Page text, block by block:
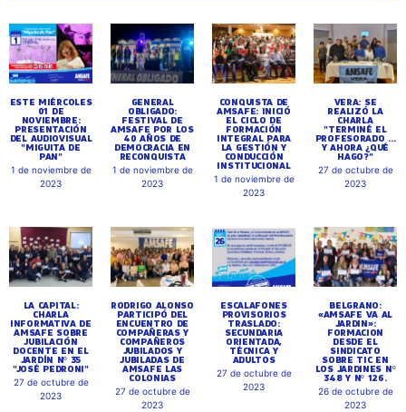
ESTE MIÉRCOLES
01 DE
NOVIEMBRE:
PRESENTACIÓN
DEL AUDIOVISUAL
"MIGUITA DE
PAN"
1 de noviembre de
2023
GENERAL
OBLIGADO:
FESTIVAL DE
AMSAFE POR LOS
40 AÑOS DE
DEMOCRACIA EN
RECONQUISTA
1 de noviembre de
2023
CONQUISTA DE
AMSAFE: INICIÓ
EL CICLO DE
FORMACIÓN
INTEGRAL PARA
LA GESTIÓN Y
CONDUCCIÓN
INSTITUCIONAL
1 de noviembre de
2023
VERA: SE
REALIZÓ LA
CHARLA
"TERMINÉ EL
PROFESORADO ...
Y AHORA ¿QUÉ
HAGO?"
27 de octubre de
2023
LA CAPITAL:
CHARLA
INFORMATIVA DE
AMSAFE SOBRE
JUBILACIÓN
DOCENTE EN EL
JARDÍN Nº 35
"JOSÉ PEDRONI"
27 de octubre de
2023
RODRIGO ALONSO
PARTICIPÓ DEL
ENCUENTRO DE
COMPAÑERAS Y
COMPAÑEROS
JUBILADOS Y
JUBILADAS DE
AMSAFE LAS
COLONIAS
27 de octubre de
2023
ESCALAFONES
PROVISORIOS
TRASLADO:
SECUNDARIA
ORIENTADA,
TÉCNICA Y
ADULTOS
27 de octubre de
2023
BELGRANO:
«AMSAFE VA AL
JARDIN»:
FORMACION
DESDE EL
SINDICATO
SOBRE TIC EN
LOS JARDINES Nº
348 Y Nº 126.
26 de octubre de
2023